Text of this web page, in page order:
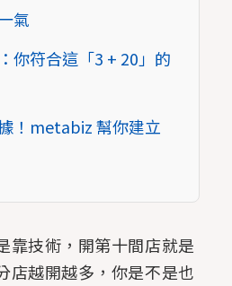
氣
你符合這「3 + 20」的
！metabiz 幫你建立
靠技術，開第十間店就是
店越開越多，你是不是也